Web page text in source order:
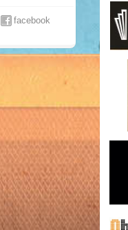
facebook